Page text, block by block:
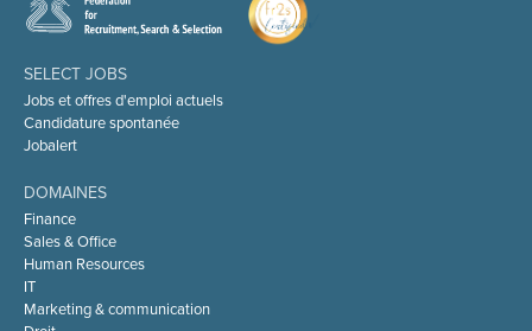
SELECT JOBS
Jobs et offres d'emploi actuels
Candidature spontanée
Jobalert
DOMAINES
Finance
Sales & Office
Human Resources
IT
Marketing & communication